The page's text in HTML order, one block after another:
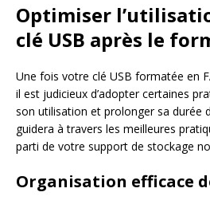
Optimiser
clé USB après le
Une fois votre clé USB formatée en
il est judicieux d’adopter certaines
son utilisation et prolonger sa durée
guidera à travers les meilleures
parti de votre support de stockage
Organisation efficace